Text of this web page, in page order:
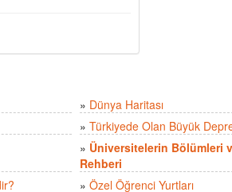
» Dünya Haritası
» Türkiyede Olan Büyük
» Üniversitelerin Bölümleri
Rehberi
» Özel Öğrenci Yurtları